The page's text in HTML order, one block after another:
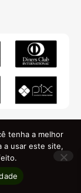
48.841.301/0001-74
tenha a melhor
a usar este site,